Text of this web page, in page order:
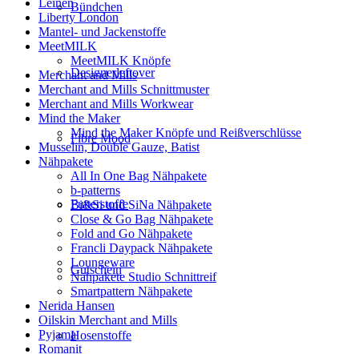
Bündchen
Designerleftover
Fibre Mood
Futterstoffe
Gutschein
Hosenstoffe
Leinen
Liberty London
Mantel- und Jackenstoffe
MeetMILK
MeetMILK Knöpfe
Merchant and Mills
Merchant and Mills Schnittmuster
Merchant and Mills Workwear
Mind the Maker
Mind the Maker Knöpfe und Reißverschlüsse
Musselin, Double Gauze, Batist
Nähpakete
All In One Bag Nähpakete
b-patterns
Bi&Si und SiNa Nähpakete
Close & Go Bag Nähpakete
Fold and Go Nähpakete
Francli Daypack Nähpakete
Loungeware
Nähpakete Studio Schnittreif
Smartpattern Nähpakete
Nerida Hansen
Oilskin Merchant and Mills
Pyjama
Romanit